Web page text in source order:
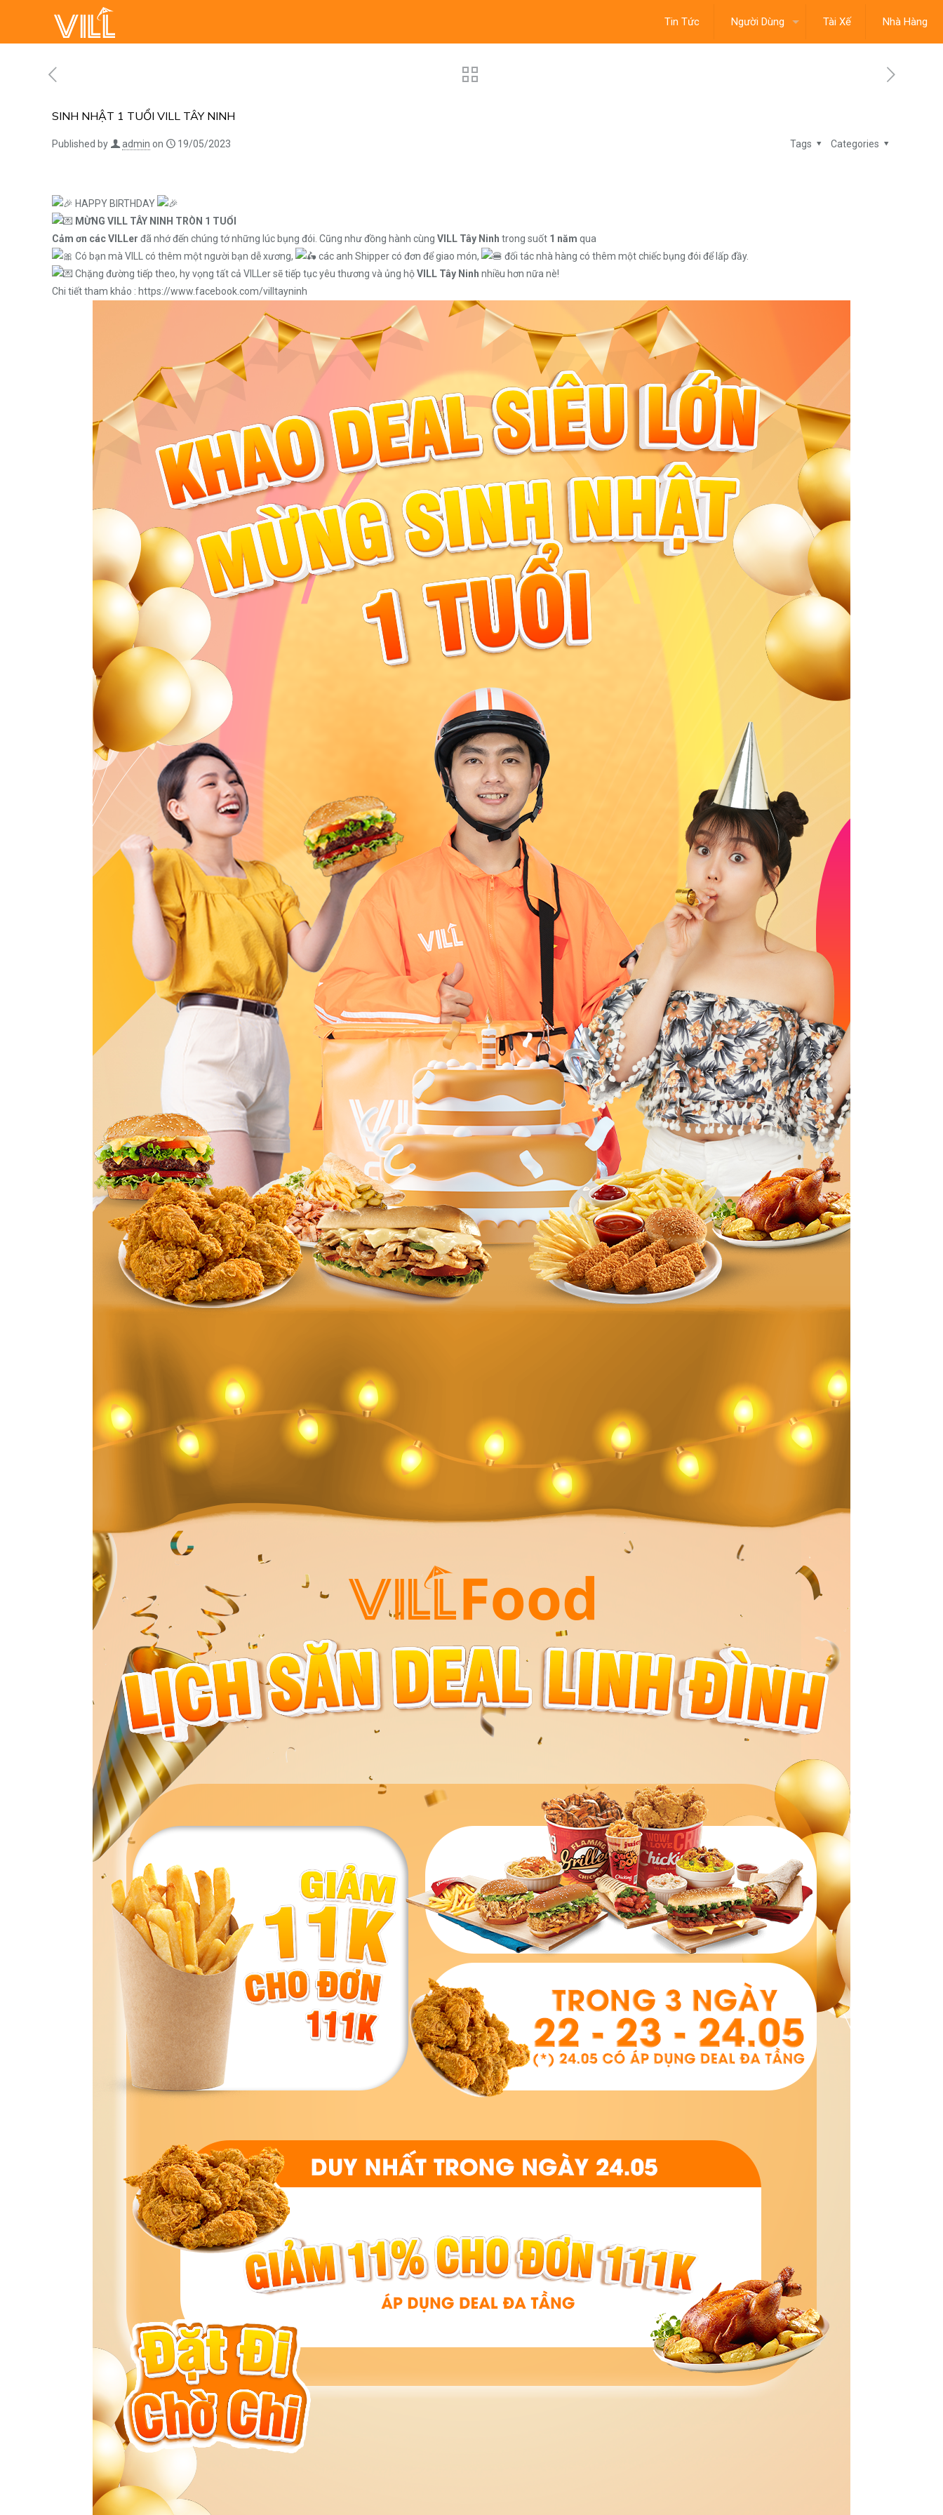
Tin Tức Người Dùng Tài Xế Nhà Hàng
SINH NHẬT 1 TUỔI VILL TÂY NINH
Published by admin on 19/05/2023 Categories
Tags
HAPPY BIRTHDAY
MỪNG VILL TÂY NINH TRÒN 1 TUỔI
Cảm ơn các VILLer đã nhớ đến chúng tớ những lúc bụng đói. Cũng như đồng hành cùngVILL Tây Ninh trong suốt 1 năm qua
Có bạn mà VILL có thêm một người bạn dễ xương,
các anh Shipper có đơn để giao món,
đối tác nhà hàng có thêm một chiếc bụng đói để lấp đầy.
Chặng đường tiếp theo, hy vọng tất cả VILLer sẽ tiếp tục yêu thương và ủng hộVILL Tây Ninh nhiều hơn nữa nè!
Chi tiết tham khảo : https://www.facebook.com/villtayninh